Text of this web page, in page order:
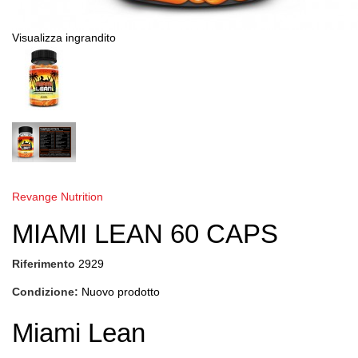
Visualizza ingrandito
Revange Nutrition
MIAMI LEAN 60 CAPS
Riferimento 2929
Condizione: Nuovo prodotto
Miami Lean